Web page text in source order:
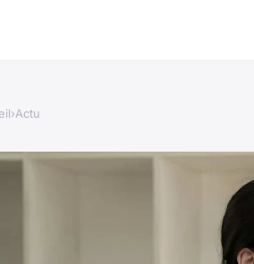
›Actu